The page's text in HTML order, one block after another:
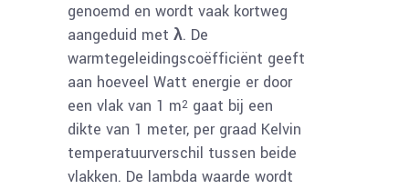
genoemd en wordt vaak kortweg
aangeduid met λ. De
warmtegeleidingscoëfficiënt geeft
aan hoeveel Watt energie er door
een vlak van 1 m2 gaat bij een
dikte van 1 meter, per graad Kelvin
temperatuurverschil tussen beide
vlakken. De lambda waarde wordt